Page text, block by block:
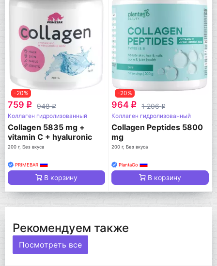
-20%
759 q 948q
Коллаген гидролизованный
Collagen 5835 mg +
vitamin C + hyaluronic
acid
200 г, Без вкуса
PRIMEBAR
В корзину
-20%
964 q 1 206q
Коллаген гидролизованный
Collagen Peptides 5800
mg
200 г, Без вкуса
PlantaGo
В корзину
Рекомендуем также
Посмотреть все